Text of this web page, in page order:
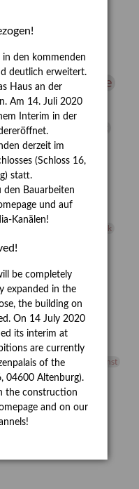
Exlibris
Florenz Fotografie
Kurt Müller
Mythologie
Kirchhoff Heldinnen
Jahresempfang
Kunst
Kunst von Kühl
Lehmbruck
Neue Remise
Phelloplastik
Pohlhof
Ruth Wolf-Rehfeld
Sonderausstellung
studioDIGITAL
Video
Videokunst
Werefkin
Wolf and Dog
im
den kommenden
deutlich erweitert.
Haus an der
Am 14. Juli 2020
Interim in der
derzeit im
(Schloss 16,
statt.
Bauarbeiten
und auf
Kanälen!
be completely
expanded in the
the building on
On 14 July 2020
its interim at
are currently
of the
04600 Altenburg).
the construction
and on our